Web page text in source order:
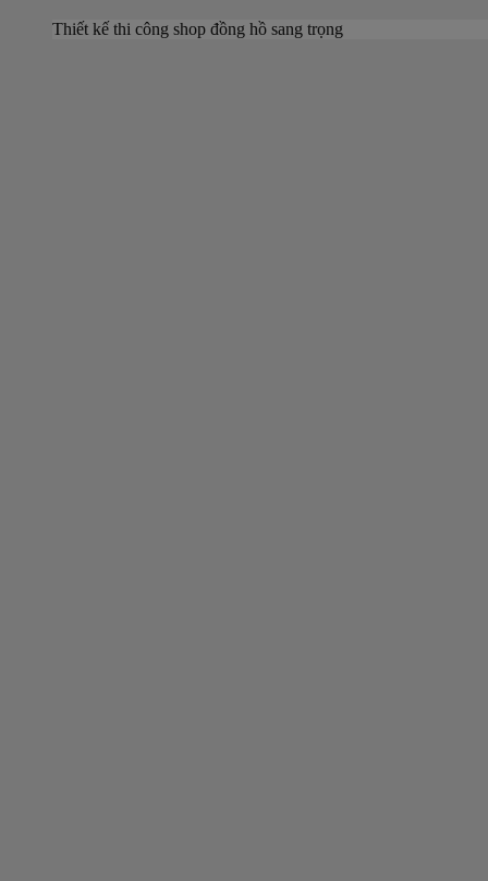
Thiết kế thi công shop đồng hồ sang trọng